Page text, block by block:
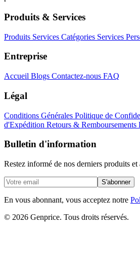
Produits & Services
Produits Services Catégories Services
Entreprise
Accueil Blogs Contactez-nous FAQ
Légal
Conditions Générales Politique de
d'Expédition Retours & Remboursements
Bulletin d'information
Restez informé de nos derniers produits et
S'abonner
En vous abonnant, vous acceptez notre
© 2026 Genprice. Tous droits réservés.